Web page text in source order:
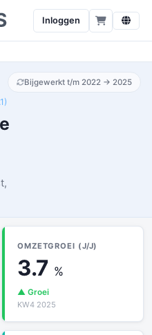
Inloggen
Bijgewerkt t/m 2022 → 2025
OMZETGROEI (J/J)
3.7 %
▲ Groei
KW4 2025